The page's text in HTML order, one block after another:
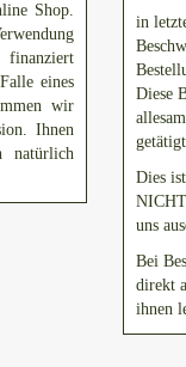
Shop.
eines
wir
Ihnen
natürlich
in
Diese
Dies
uns
Bei
direkt
ihnen